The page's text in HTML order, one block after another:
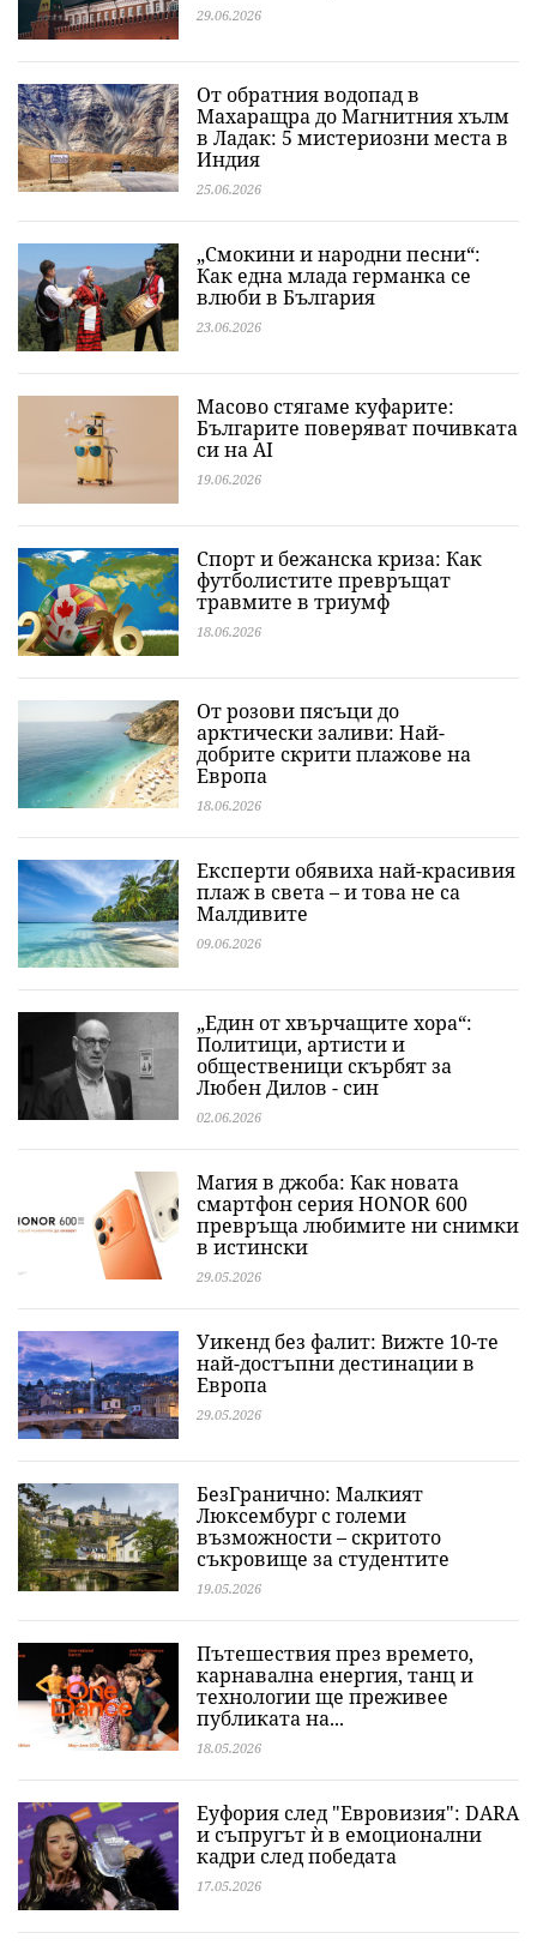
29.06.2026
От обратния водопад в
Махаращра до Магнитния хълм
в Ладак: 5 мистериозни места в
Индия
25.06.2026
„Смокини и народни песни“:
Как една млада германка се
влюби в България
23.06.2026
Масово стягаме куфарите:
Българите поверяват почивката
си на AI
19.06.2026
Спорт и бежанска криза: Как
футболистите превръщат
травмите в триумф
18.06.2026
От розови пясъци до
арктически заливи: Най-
добрите скрити плажове на
Европа
18.06.2026
Експерти обявиха най-красивия
плаж в света – и това не са
Малдивите
09.06.2026
„Един от хвърчащите хора“:
Политици, артисти и
общественици скърбят за
Любен Дилов - син
02.06.2026
Магия в джоба: Как новата
смартфон серия HONOR 600
превръща любимите ни снимки
в истински
29.05.2026
Уикенд без фалит: Вижте 10-те
най-достъпни дестинации в
Европа
29.05.2026
БезГранично: Малкият
Люксембург с големи
възможности – скритото
съкровище за студентите
19.05.2026
Пътешествия през времето,
карнавална енергия, танц и
технологии ще преживее
публиката на...
18.05.2026
Еуфория след "Евровизия": DARA
и съпругът ѝ в емоционални
кадри след победата
17.05.2026